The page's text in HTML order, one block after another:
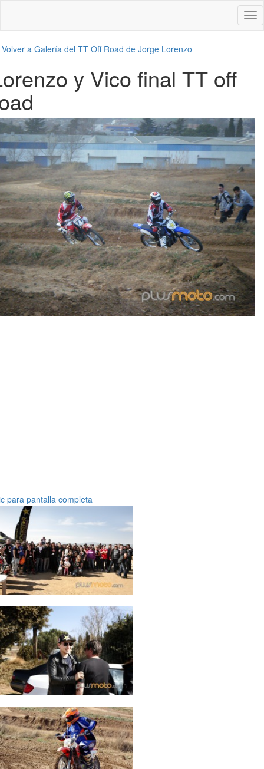
Volver a Galería del TT Off Road de Jorge Lorenzo
y Vico final TT off
para pantalla completa